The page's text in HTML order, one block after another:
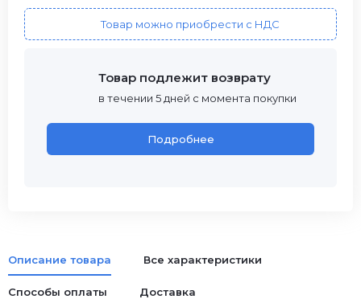
Товар можно приобрести с НДС
Товар подлежит возврату
в течении 5 дней с момента покупки
Подробнее
Описание товара Все характеристики
Способы оплаты Доставка